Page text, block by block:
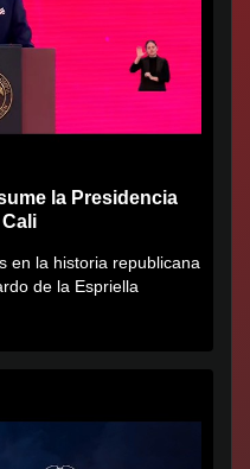
la Presidencia
en la historia republicana
de la Espriella